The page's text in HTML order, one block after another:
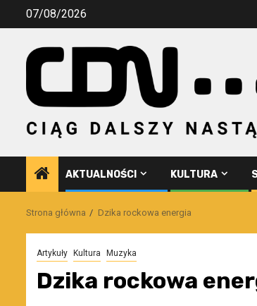
Przejdź07/08/2026
AKTUALNOŚCI KULTURA
Strona główna Dzika rockowa energia
Artykuły Kultura Muzyka
Dzika rockowa